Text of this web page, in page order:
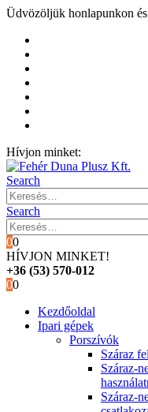
Üdvözöljük honlapunkon
Hívjon minket:
Search
Search
00
HÍVJON MINKET!
+36 (53) 570-012
00
Kezdőoldal
Ipari gépek
Porszívók
Száraz
Száraz-
Száraz-